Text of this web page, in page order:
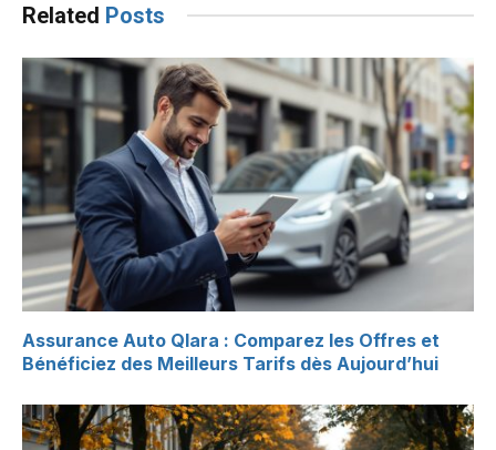
Related Posts
Assurance Auto Qlara : Comparez les Offres et
Bénéficiez des Meilleurs Tarifs dès Aujourd’hui